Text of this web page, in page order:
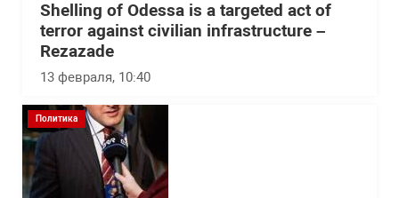
Shelling of Odessa is a targeted act of
terror against civilian infrastructure –
Rezazade
13 февраля, 10:40
Политика